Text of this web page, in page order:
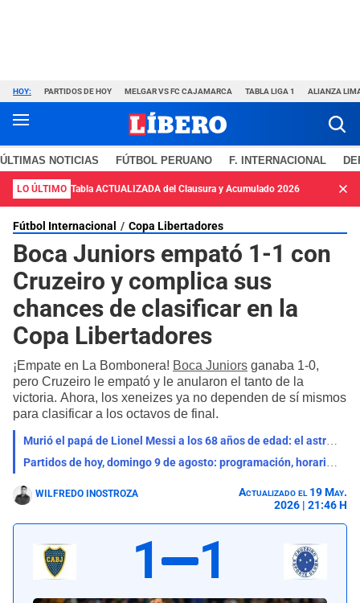
HOY: PARTIDOS DE HOY MELGAR VS FC CAJAMARCA TABLA LIGA 1 ALIANZA
ÚLTIMAS NOTICIAS FÚTBOL PERUANO F. INTERNACIONAL
LO ÚLTIMO Tabla ACTUALIZADA del Clausura y Acumulado 2026
Fútbol Internacional Copa Libertadores
Boca Juniors empató 1-1 con
Cruzeiro y complica sus
chances de clasificar en la
Copa Libertadores
¡Empate en La Bombonera! Boca Juniors ganaba 1-0,
pero Cruzeiro le empató y le anularon el tanto de la
victoria. Ahora, los xeneizes ya no dependen de sí mismos
para clasificar a los octavos de final.
Murió el papá de Lionel Messi a los 68 años de edad: el astro argentino está de luto
Partidos de hoy, domingo 9 de agosto: programación, horarios y canales para ver fútbol EN VIVO
WILFREDO INOSTROZA
Actualizado el 19 May.
2026 | 21:46 H
1 1